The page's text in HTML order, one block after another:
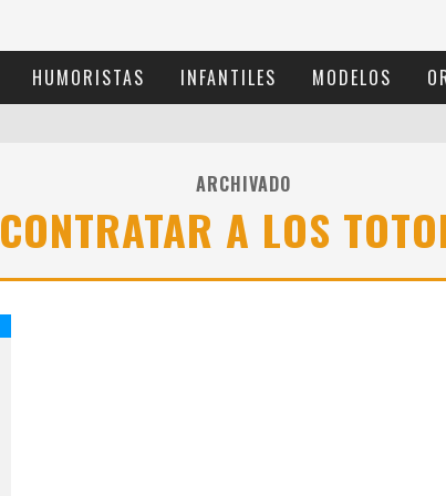
HUMORISTAS INFANTILES MODELOS
ARCHIVADO
CONTRATAR A LOS